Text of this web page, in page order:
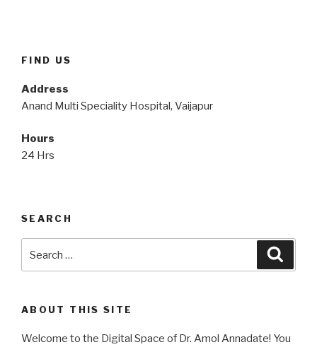
FIND US
Address
Anand Multi Speciality Hospital, Vaijapur
Hours
24 Hrs
SEARCH
for:
ABOUT THIS SITE
Welcome to the Digital Space of Dr. Amol Annadate! You